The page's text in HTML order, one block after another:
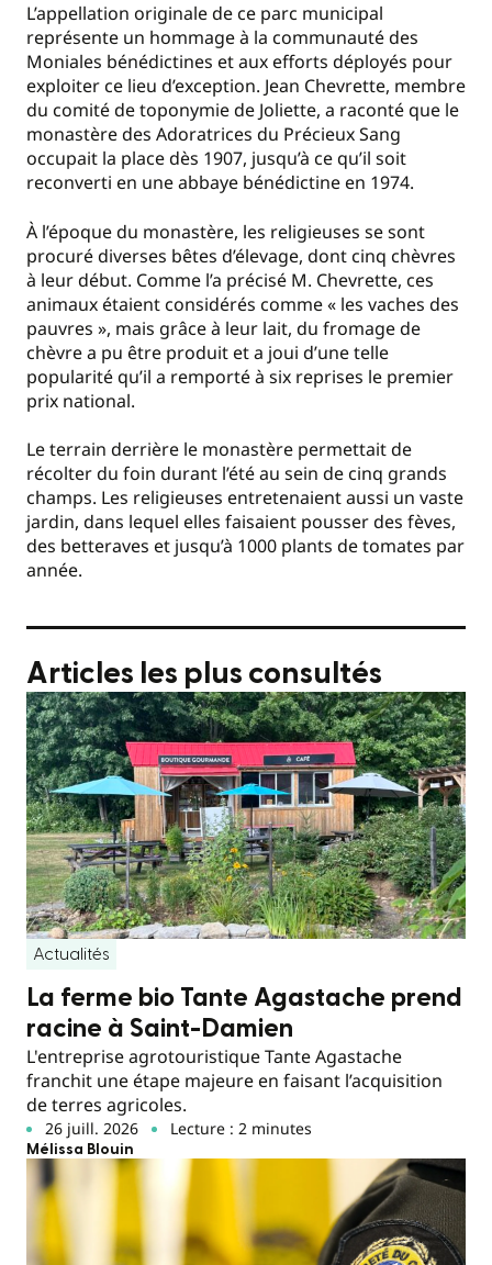
L’appellation originale de ce parc municipal
représente un hommage à la communauté des
Moniales bénédictines et aux efforts déployés pour
exploiter ce lieu d’exception. Jean Chevrette, membre
du comité de toponymie de Joliette, a raconté que le
monastère des Adoratrices du Précieux Sang
occupait la place dès 1907, jusqu’à ce qu’il soit
reconverti en une abbaye bénédictine en 1974.
À l’époque du monastère, les religieuses se sont
procuré diverses bêtes d’élevage, dont cinq chèvres
à leur début. Comme l’a précisé M. Chevrette, ces
animaux étaient considérés comme « les vaches des
pauvres », mais grâce à leur lait, du fromage de
chèvre a pu être produit et a joui d’une telle
popularité qu’il a remporté à six reprises le premier
prix national.
Le terrain derrière le monastère permettait de
récolter du foin durant l’été au sein de cinq grands
champs. Les religieuses entretenaient aussi un vaste
jardin, dans lequel elles faisaient pousser des fèves,
des betteraves et jusqu’à 1000 plants de tomates par
année.
Articles les plus consultés
Actualités
La ferme bio Tante Agastache prend
racine à Saint-Damien
L'entreprise agrotouristique Tante Agastache
franchit une étape majeure en faisant l’acquisition
de terres agricoles.
26 juill. 2026 Lecture : 2 minutes
Mélissa Blouin